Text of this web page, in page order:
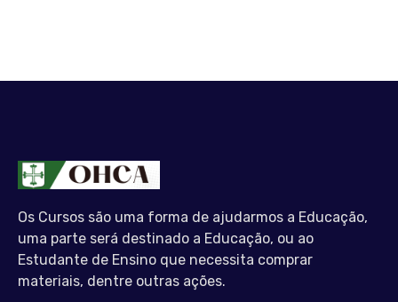
Os Cursos são uma forma de ajudarmos a Educação,
uma parte será destinado a Educação, ou ao
Estudante de Ensino que necessita comprar
materiais, dentre outras ações.